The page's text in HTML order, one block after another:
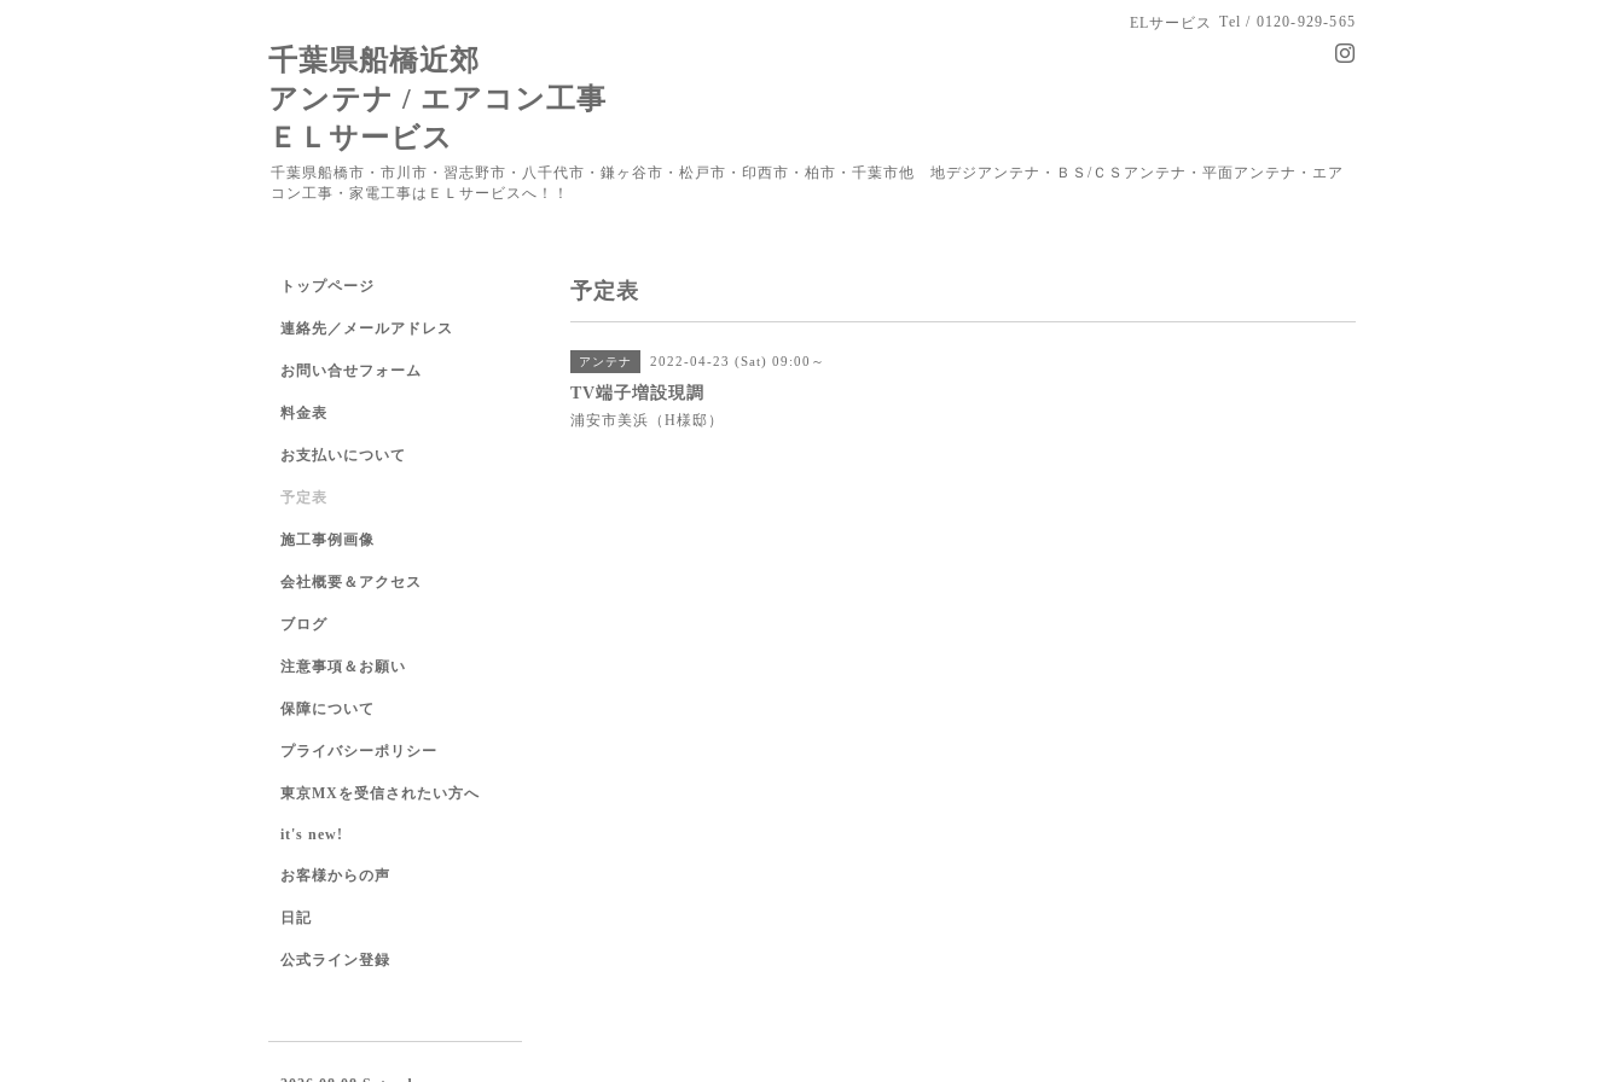
ELサービス Tel / 0120-929-565
千葉県船橋近郊
アンテナ / エアコン工事
ＥＬサービス
千葉県船橋市・市川市・習志野市・八千代市・鎌ヶ谷市・松戸市・印西市・柏市・千葉市他 地デジアンテナ・ＢＳ/ＣＳアンテナ・平面アンテナ・エア
コン工事・家電工事はＥＬサービスへ！！
予定表
アンテナ 2022-04-23 (Sat) 09:00～
TV端子増設現調
浦安市美浜（H様邸）
トップページ
連絡先／メールアドレス
お問い合せフォーム
料金表
お支払いについて
予定表
施工事例画像
会社概要＆アクセス
ブログ
注意事項＆お願い
保障について
プライバシーポリシー
東京MXを受信されたい方へ
it's new!
お客様からの声
日記
公式ライン登録